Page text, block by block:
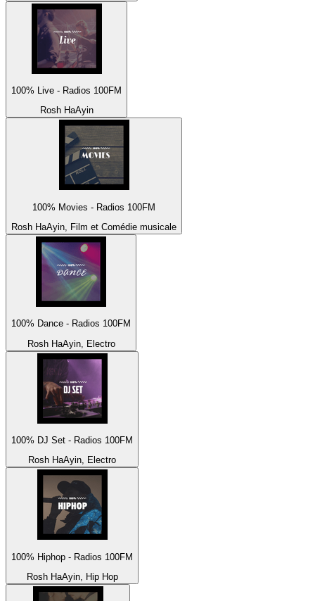
100% Live - Radios 100FM
Rosh HaAyin
100% Movies - Radios 100FM
Rosh HaAyin, Film et Comédie musicale
100% Dance - Radios 100FM
Rosh HaAyin, Electro
100% DJ Set - Radios 100FM
Rosh HaAyin, Electro
100% Hiphop - Radios 100FM
Rosh HaAyin, Hip Hop